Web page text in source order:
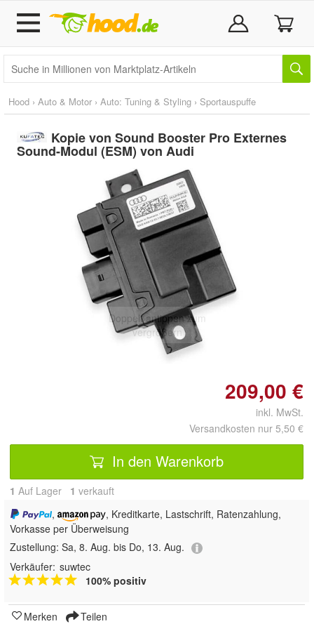
Hood › Auto & Motor › Auto: Tuning & Styling › Sportauspuffe
Kopie von Sound Booster Pro Externes
Sound-Modul (ESM) von Audi
Doppelt antippen zum
vergrößern
209,00 €
inkl. MwSt.
Versandkosten nur 5,50 €
In den Warenkorb
1 Auf Lager 1 verkauft
,
, Kreditkarte, Lastschrift, Ratenzahlung,
Vorkasse per Überweisung
Zustellung: Sa, 8. Aug. bis Do, 13. Aug.
Verkäufer: suwtec
100% positiv
Merken Teilen